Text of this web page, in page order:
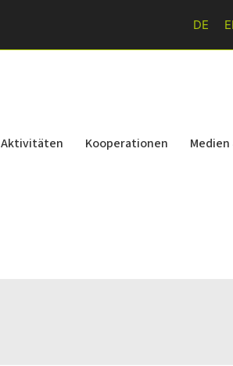
DE
Aktivitäten Kooperationen Medien